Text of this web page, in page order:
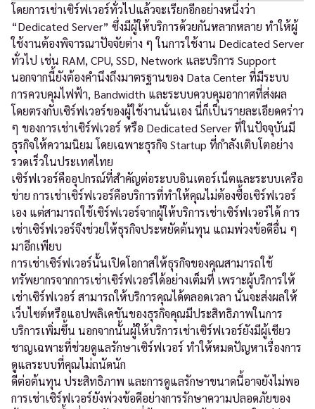
โดยการเช่าเซิร์ฟเวอร์ทั่วไปแล้วจะเรียกอีกอย่างหนึ่งว่า
“Dedicated Server” ซึ่งมีผู้ให้บริการด้วยกันหลากหลาย ทำให้ผู้
ใช้งานต้องพิจารณาปัจจัยต่าง ๆ ในการใช้งาน Dedicated Server
ทั่วไป เช่น RAM, CPU, SSD, Network และบริการ Support
นอกจากนี้ยังต้องคำนึงถึงมาตรฐานของ Data Center ที่มีระบบ
การควบคุมไฟฟ้า, Bandwidth และระบบควบคุมอากาศที่ส่งผล
โดยตรงกับเซิร์ฟเวอร์ของผู้ใช้งานนั่นเอง นี่ก็เป็นรายละเอียดคร่าว
ๆ ของการเช่าเซิร์ฟเวอร์ หรือ Dedicated Server ที่ในปัจจุบันมี
ธุรกิจให้ความนิยม โดยเฉพาะธุรกิจ Startup ที่กำลังเติบโตอย่าง
รวดเร็วในประเทศไทย
เซิร์ฟเวอร์คืออุปกรณ์ที่สำคัญต่อระบบอินเตอร์เน็ตและระบบเครือ
ข่าย การเช่าเซิร์ฟเวอร์คือบริการที่ทำให้คุณไม่ต้องซื้อเซิร์ฟเวอร์
เอง แต่สามารถใช้เซิร์ฟเวอร์จากผู้ให้บริการเช่าเซิร์ฟเวอร์ได้ การ
เช่าเซิร์ฟเวอร์จึงช่วยให้ธุรกิจประหยัดต้นทุน แถมพ่วงข้อดีอื่น ๆ
มาอีกเพียบ
การเช่าเซิร์ฟเวอร์นั้นเปิดโอกาสให้ธุรกิจของคุณสามารถใช้
ทรัพยากรจากการเช่าเซิร์ฟเวอร์ได้อย่างเต็มที่ เพราะผู้บริการให้
เช่าเซิร์ฟเวอร์ สามารถให้บริการคุณได้ตลอดเวลา นั่นจะส่งผลให้
เว็บไซต์หรือแอปพลิเคชันของธุรกิจคุณมีประสิทธิภาพในการ
บริการเพิ่มขึ้น นอกจากนั้นผู้ให้บริการเช่าเซิร์ฟเวอร์ยังมีผู้เชียว
ชาญเฉพาะที่ช่วยดูแลรักษาเซิร์ฟเวอร์ ทำให้หมดปัญหาเรื่องการ
ดูแลระบบที่คุณไม่ถนัดนัก
ดีต่อต้นทุน ประสิทธิภาพ และการดูแลรักษาขนาดนี้อาจยังไม่พอ
การเช่าเซิร์ฟเวอร์ยังพ่วงข้อดีอย่างการรักษาความปลอดภัยของ